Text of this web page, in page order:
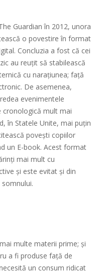
Guardian în 2012, unora
o povestire în format
Concluzia a fost că cei
au reuțit să stabilească
cu naraţiunea; faţă
De asemenea,
evenimentele
cronologică mult mai
în Statele Unite, mai puţin
poveşti copiilor
un E-book. Acest format
mai mult cu
şi este evitat şi din
multe materii prime; și
a fi produse față de
un consum ridicat